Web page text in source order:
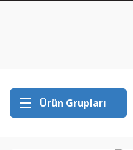
Ürün Grupları